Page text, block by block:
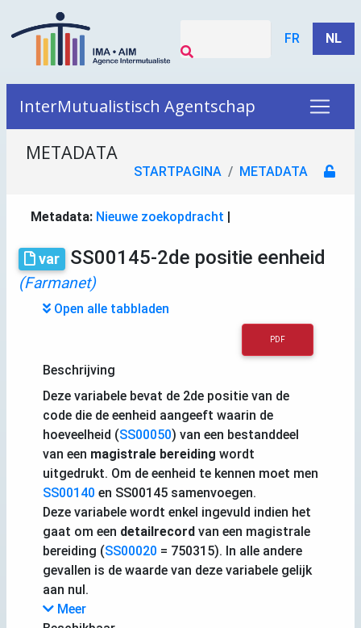
FR NL
InterMutualistisch Agentschap
METADATA
STARTPAGINA METADATA
Metadata: Nieuwe zoekopdracht |
var SS00145-2de positie eenheid
(Farmanet)
Open alle tabbladen
PDF
Beschrijving
Deze variabele bevat de 2de positie van de
code die de eenheid aangeeft waarin de
hoeveelheid (SS00050) van een bestanddeel
van een magistrale bereiding wordt
uitgedrukt. Om de eenheid te kennen moet men
SS00140 en SS00145 samenvoegen.
Deze variabele wordt enkel ingevuld indien het
gaat om een detailrecord van een magistrale
bereiding (SS00020 = 750315). In alle andere
gevallen is de waarde van deze variabele gelijk
aan nul.
Meer